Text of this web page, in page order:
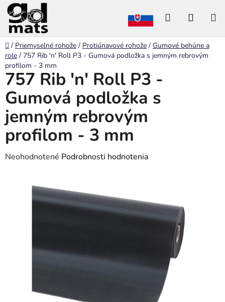
Prejsť
na
obsah
Hľadať
Domov
/ Priemyselné rohože / Protiúnavové rohože / Gumové behúne a
role / 757 Rib 'n' Roll P3 - Gumová podložka s jemným rebrovým
profilom - 3 mm
757 Rib 'n' Roll P3 -
Gumová podložka s
jemným rebrovým
profilom - 3 mm
Priemerné
produktu
hviezdičiek.
Neohodnotené Podrobnosti hodnotenia